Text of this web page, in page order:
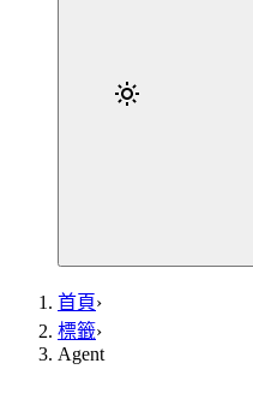
首頁›
標籤›
Agent